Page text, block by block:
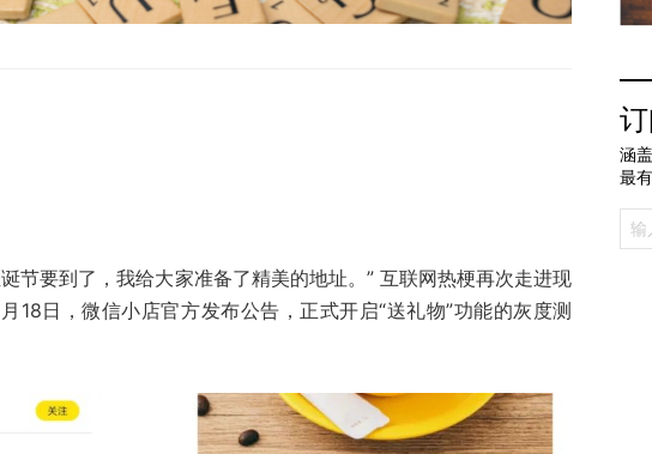
节要到了，我给大家准备了精美的地址。” 互联网热梗再次走进现
18日，微信小店官方发布公告，正式开启“送礼物”功能的灰度测
涵
最